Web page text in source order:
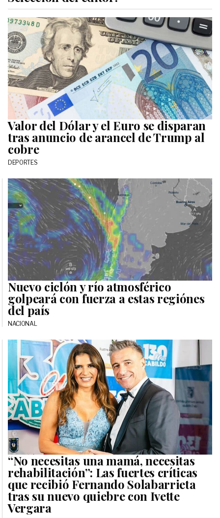
Valor del Dólar y el Euro se disparan
tras anuncio de arancel de Trump al
cobre
DEPORTES
Nuevo ciclón y río atmosférico
golpeará con fuerza a estas regiónes
del país
NACIONAL
“No necesitas una mamá, necesitas
rehabilitación”: Las fuertes críticas
que recibió Fernando Solabarrieta
tras su nuevo quiebre con Ivette
Vergara